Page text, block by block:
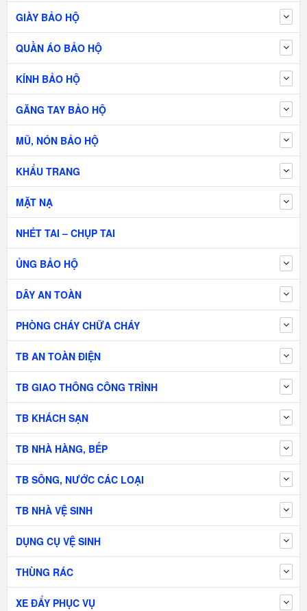
GIÀY BẢO HỘ
QUẦN ÁO BẢO HỘ
KÍNH BẢO HỘ
GĂNG TAY BẢO HỘ
MŨ, NÓN BẢO HỘ
KHẨU TRANG
MẶT NẠ
NHÉT TAI – CHỤP TAI
ỦNG BẢO HỘ
DÂY AN TOÀN
PHÒNG CHÁY CHỮA CHÁY
TB AN TOÀN ĐIỆN
TB GIAO THÔNG CÔNG TRÌNH
TB KHÁCH SẠN
TB NHÀ HÀNG, BẾP
TB SÔNG, NƯỚC CÁC LOẠI
TB NHÀ VỆ SINH
DỤNG CỤ VỆ SINH
THÙNG RÁC
XE ĐẨY PHỤC VỤ